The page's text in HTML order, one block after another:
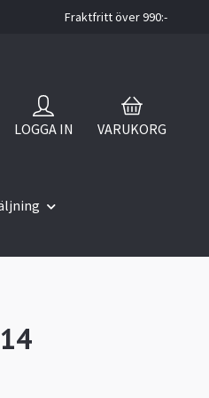
Fraktfritt över 990:-
LOGGA IN VARUKORG